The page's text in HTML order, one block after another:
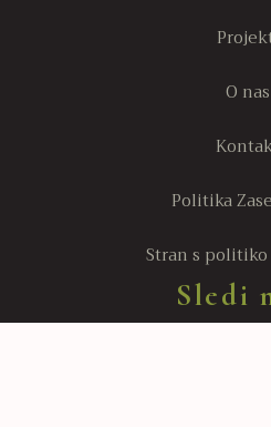
O nas
Politika
Stran s
Sledi